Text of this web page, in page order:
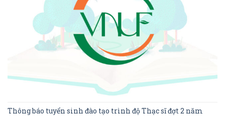
Thông báo tuyển sinh đào tạo trình độ Thạc sĩ đợt 2 năm